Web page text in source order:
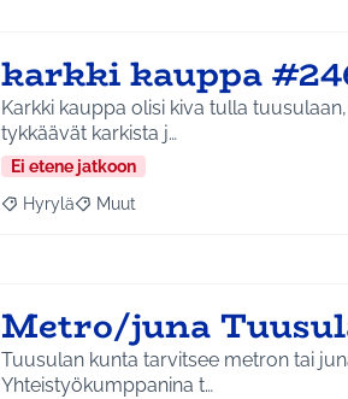
karkki kauppa
Karkki kauppa olisi kiva tulla
tykkäävät karkista j…
Ei etene jatkoon
Rajaa tulokset aihepiirin mukaan: Hyrylä
Hyrylä Rajaa tulokset teeman mukaan:
Muut
Metro/juna
Tuusulan kunta tarvitsee metron tai
Yhteistyökumppanina t…